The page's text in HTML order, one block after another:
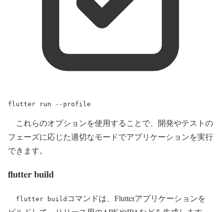
flutter run --profile
これらのオプションを使用することで、開発やテストの
フェーズに応じた適切なモードでアプリケーションを実行
できます。
flutter build
flutter build コマンドは、Flutterアプリケーションを